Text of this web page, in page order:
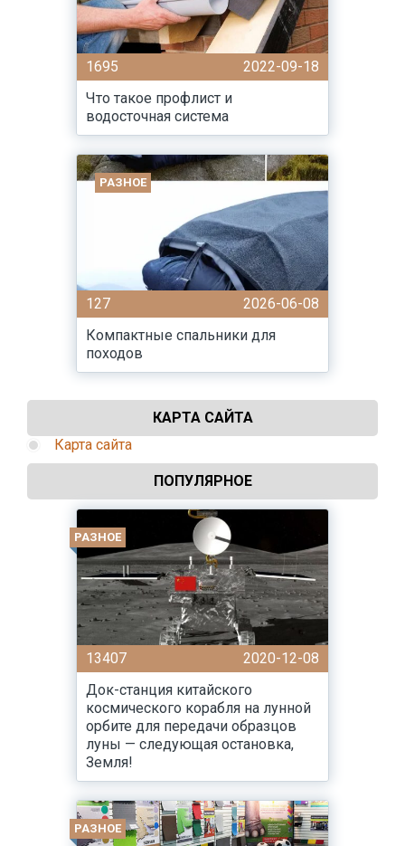
1695
2022-09-18
Что такое профлист и
водосточная система
РАЗНОЕ
127
2026-06-08
Компактные спальники для
походов
КАРТА САЙТА
Карта сайта
ПОПУЛЯРНОЕ
РАЗНОЕ
13407
2020-12-08
Док-станция китайского
космического корабля на лунной
орбите для передачи образцов
луны — следующая остановка,
Земля!
РАЗНОЕ